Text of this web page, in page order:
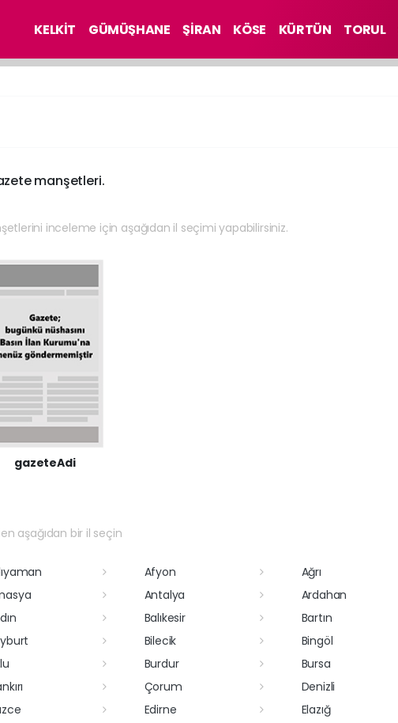
KELKİT GÜMÜŞHANE ŞİRAN KÖSE KÜRTÜN TORUL
manşetleri.
inceleme için aşağıdan il seçimi yapabilirsiniz.
gazeteAdi
aşağıdan bir il seçin
Afyon
Ağrı
Antalya
Ardahan
Balıkesir
Bartın
Bilecik
Bingöl
Burdur
Bursa
Çorum
Denizli
Edirne
Elazığ